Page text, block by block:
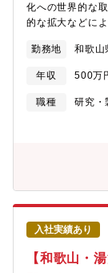
企画課工場運営
営の計画、立案
戦略、将来構想
活動の推進。●
き、自身の提案
活躍できます。
ができます。●
界内で高いマー
持しています。
まれ、国内工場
ャリアステップ
製造戦略企画担
リーダー、工作
張：有 (頻度：
化への世界的な
的な拡大などに
しても、事業基
積極的な経験者
取り扱う空調冷
し、地球環境へ
みたい方、ぜひ
場向けの製品企
等、開発工程、
当。・室内技課
機の開発設計を
や構造設計は関
た様々な関係者
入先の市場ニー
要とされる製品
勤務地 和歌山
年収 500万
職種
研究・
入社実績あり
【和歌山・